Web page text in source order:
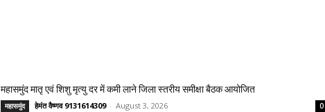
महासमुंद मातृ एवं शिशु मृत्यु दर में कमी लाने जिला स्तरीय समीक्षा बैठक आयोजित
महासमुंद हेमंत वैष्णव 9131614309 - August 3, 2026 0